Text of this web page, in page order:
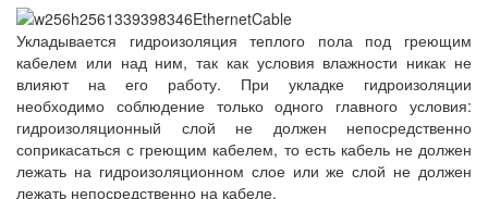
Укладывается гидроизоляция теплого пола под греющим
кабелем или над ним, так как условия влажности никак не
влияют на его работу. При укладке гидроизоляции
необходимо соблюдение только одного главного условия:
гидроизоляционный слой не должен непосредственно
соприкасаться с греющим кабелем, то есть кабель не должен
лежать на гидроизоляционном слое или же слой не должен
лежать непосредственно на кабеле.